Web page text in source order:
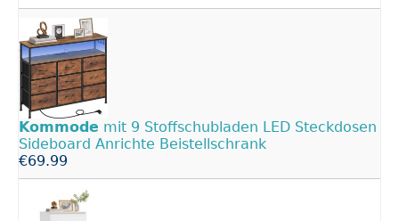
Kommode mit 9 Stoffschubladen LED Steckdosen
Sideboard Anrichte Beistellschrank
€69.99